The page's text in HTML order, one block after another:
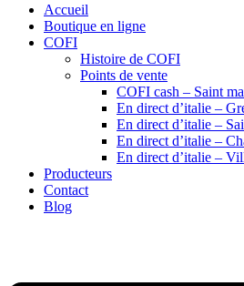
Accueil
Boutique en ligne
COFI
Histoire de COFI
Points de vente
COFI cash – Saint
En direct d’italie –
En direct d’italie –
En direct d’italie –
En direct d’italie –
Producteurs
Contact
Blog